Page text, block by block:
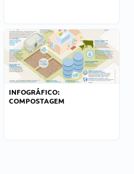
INFOGRÁFICO:
COMPOSTAGEM